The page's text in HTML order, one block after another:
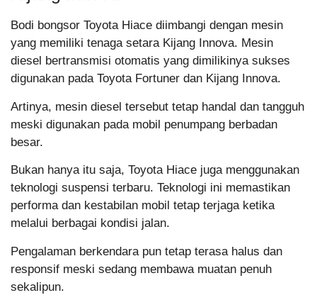
Bodi bongsor Toyota Hiace diimbangi dengan mesin
yang memiliki tenaga setara Kijang Innova. Mesin
diesel bertransmisi otomatis yang dimilikinya sukses
digunakan pada Toyota Fortuner dan Kijang Innova.
Artinya, mesin diesel tersebut tetap handal dan tangguh
meski digunakan pada mobil penumpang berbadan
besar.
Bukan hanya itu saja, Toyota Hiace juga menggunakan
teknologi suspensi terbaru. Teknologi ini memastikan
performa dan kestabilan mobil tetap terjaga ketika
melalui berbagai kondisi jalan.
Pengalaman berkendara pun tetap terasa halus dan
responsif meski sedang membawa muatan penuh
sekalipun.